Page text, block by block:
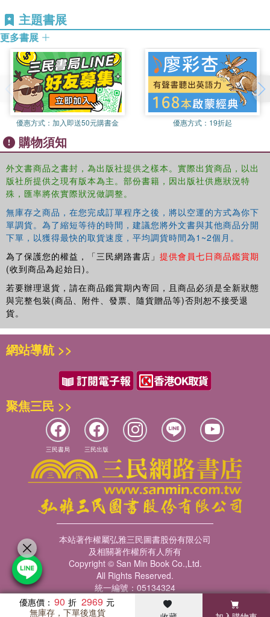
ethics.
主題書展
更多書展
優惠方式： 加入即送50元購書金 優惠方式： 19折起
購物須知
外文書商品之書封，為出版社提供之樣本。實際出貨商品，以出
版社所提供之現有版本為主。部份書籍，因出版社供應狀況特
殊，匯率將依實際狀況做調整。
無庫存之商品，在您完成訂單程序之後，將以空運的方式為你下
單調貨。為了縮短等待的時間，建議您將外文書與其他商品分開
下單，以獲得最快的取貨速度，平均調貨時間為1~2個月。
為了保護您的權益，「三民網路書店」 提供會員七日商品鑑賞期
(收到商品為起始日)。
若要辦理退貨，請在商品鑑賞期內寄回，且商品必須是全新狀態
與完整包裝(商品、附件、發票、隨貨贈品等)否則恕不接受退
貨。
優惠價： 90 2969
無庫存，下單後進貨
網站導航 >>
聚焦三民 >>
三民書局 三民出版
本站著作權屬弘雅三民圖書股份有限公司
及相關著作權所有人所有
Copyright © San Min Book Co.,Ltd.
All Rights Reserved.
統一編號：05134324